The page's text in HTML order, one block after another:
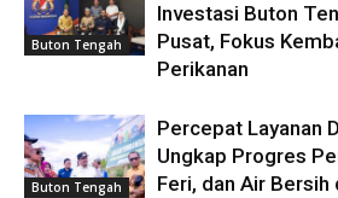
Buton Tengah
Investasi Buton
Pusat, Fokus
Perikanan
Buton Tengah
Percepat Layanan
Ungkap Progres
Feri, dan Air Bersih